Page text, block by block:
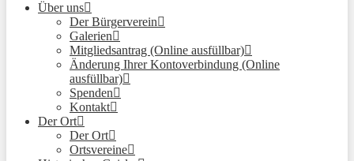
Über uns
Der Bürgerverein
Galerien
Mitgliedsantrag (Online ausfüllbar)
Änderung Ihrer Kontoverbindung (Online
ausfüllbar)
Spenden
Kontakt
Der Ort
Der Ort
Ortsvereine